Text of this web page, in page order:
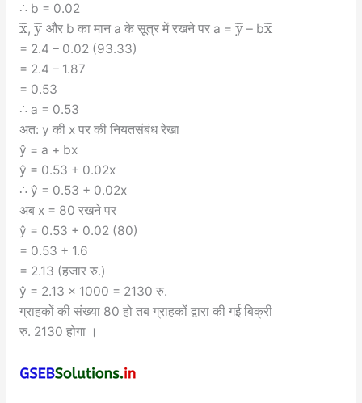
∴ b = 0.02
x
¯¯
¯,y
¯¯
¯ और b का मान a के सूत्र में रखने पर a = y
¯¯
¯– bx
¯¯
¯
= 2.4 – 0.02 (93.33)
= 2.4 – 1.87
= 0.53
∴ a = 0.53
अत: y की x पर की नियतसंबंध रेखा
ŷ = a + bx
ŷ = 0.53 + 0.02x
∴ ŷ = 0.53 + 0.02x
अब x = 80 रखने पर
ŷ = 0.53 + 0.02 (80)
= 0.53 + 1.6
= 2.13 (हजार रु.)
ŷ = 2.13 × 1000 = 2130 रु.
ग्राहकों की संख्या 80 हो तब ग्राहकों द्वारा की गई बिक्री
रु. 2130 होगा ।